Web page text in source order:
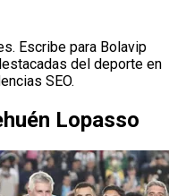
Escribe para Bolavip
del deporte en
SEO.
Lopasso